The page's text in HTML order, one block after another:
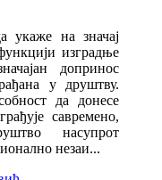
укаже на значај
изградње
допринос
у друштву.
да донесе
савремено,
насупрот
незаи...